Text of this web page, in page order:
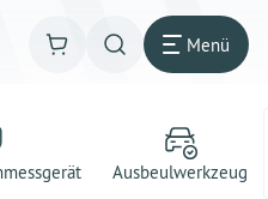
Menü
Ausbeulwerkzeug